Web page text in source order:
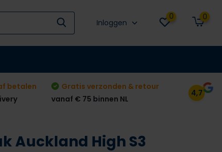
Inloggen
0 0
betalen
Gratis verzonden & retour
vanaf € 75 binnen NL
4,7
Auckland High S3